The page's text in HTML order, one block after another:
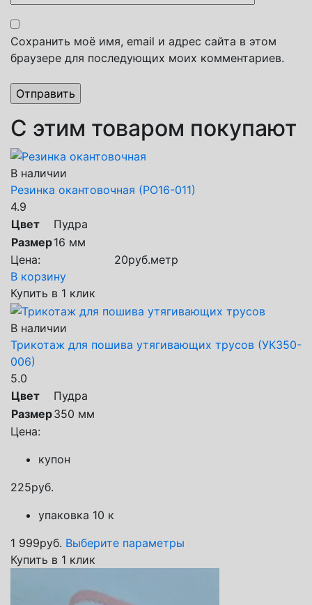
Сохранить моё имя, email и адрес сайта в этом
браузере для последующих моих комментариев.
С этим товаром покупают
В наличии
Резинка окантовочная (РО16-011)
4.9
Цвет
Пудра
Размер16 мм
Цена:
20руб.метр
В корзину
Купить в 1 клик
В наличии
Трикотаж для пошива утягивающих трусов (УК350-
006)
5.0
Цвет
Пудра
Размер350 мм
Цена:
купон
225руб.
упаковка 10 к
1 999руб. Выберите параметры
Купить в 1 клик